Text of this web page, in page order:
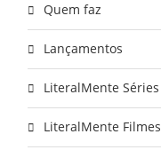
Quem faz
Lançamentos
LiteralMente Séries
LiteralMente Filmes